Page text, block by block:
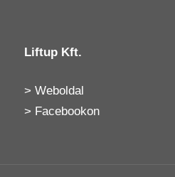
Liftup Kft.
> Weboldal
> Facebookon